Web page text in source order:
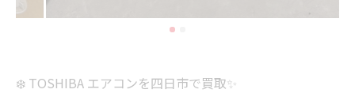
❄️ TOSHIBA エアコンを四日市で買取✨